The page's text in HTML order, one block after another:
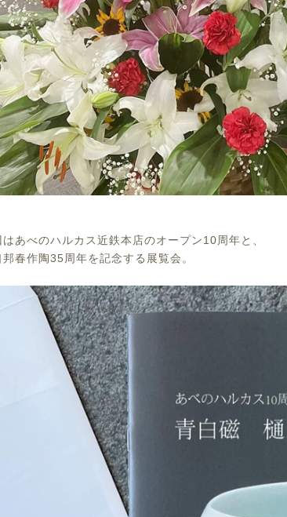
はあべのハルカス近鉄本店のオープン10周年と、
邦春作陶35周年を記念する展覧会。